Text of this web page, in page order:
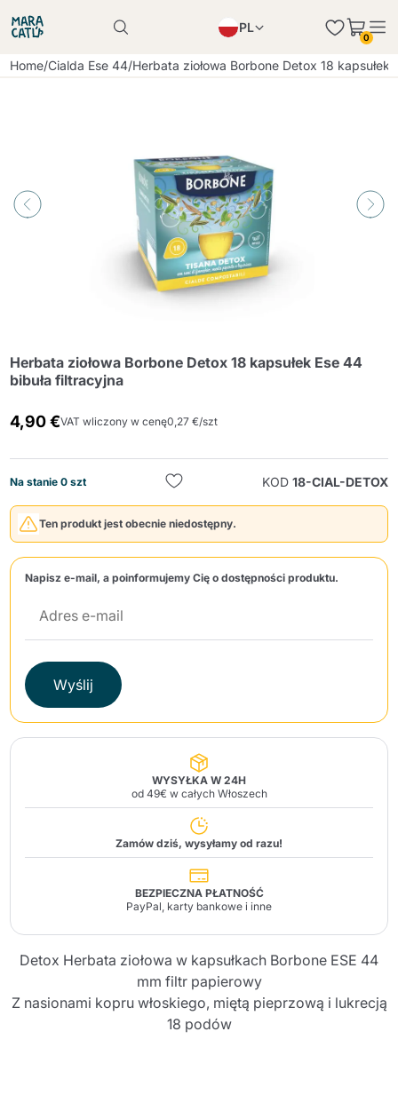
PL
EN
0
Home/Cialda Ese 44/Herbata ziołowa Borbone Detox 18 kapsułek
Herbata ziołowa Borbone Detox 18 kapsułek Ese 44
bibuła filtracyjna
4,90 €VAT wliczony w cenę0,27 €/szt
Na stanie 0 szt KOD 18-CIAL-DETOX
Ten produkt jest obecnie niedostępny.
Napisz e-mail, a poinformujemy Cię o dostępności produktu.
Wyślij
WYSYŁKA W 24H
od 49€ w całych Włoszech
Zamów dziś, wysyłamy od razu!
BEZPIECZNA PŁATNOŚĆ
PayPal, karty bankowe i inne
Detox Herbata ziołowa w kapsułkach Borbone ESE 44
mm filtr papierowy
Z nasionami kopru włoskiego, miętą pieprzową i lukrecją
18 podów
Produkt został poprawnie dodany do koszyka
Produkt został poprawnie dodany do koszyka
Kontynuuj zakupy
Dodaj minimalną dozwoloną ilość
Kontynuuj zakupy
Wyślij